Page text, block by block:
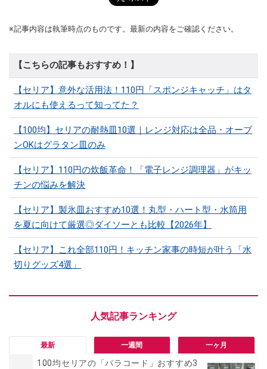
※記事内容は執筆時点のものです。最新の内容をご確認ください。
【こちらの記事もおすすめ！】
【セリア】意外な活用法！110円「スポンジキャッチ」はタ
オルにも使えるって知ってた？
【100均】セリアの耐熱皿10選｜レンジ対応は全品・オーブ
ンOKはグラタン皿のみ
【セリア】110円の炊飯革命！「電子レンジ調理器」がキッ
チンの悩みを解決
【セリア】製氷皿おすすめ10選！丸型・ハート型・水筒用
を夏に向けて厳選◎ダイソーとも比較【2026年】
【セリア】これ全部110円！キッチン家事の時短が叶う「水
切りグッズ4選」
最新 一週間 一ヶ月
100均セリアの「パラコード」おすすめ3